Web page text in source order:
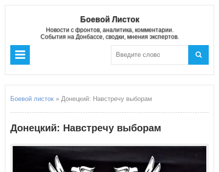
Боевой Листок
Новости с фронтов, аналитика, комментарии.
События на Донбассе, сводки, мнения экспертов.
Боевой листок » Донецкий: Навстречу выборам
Донецкий: Навстречу выборам